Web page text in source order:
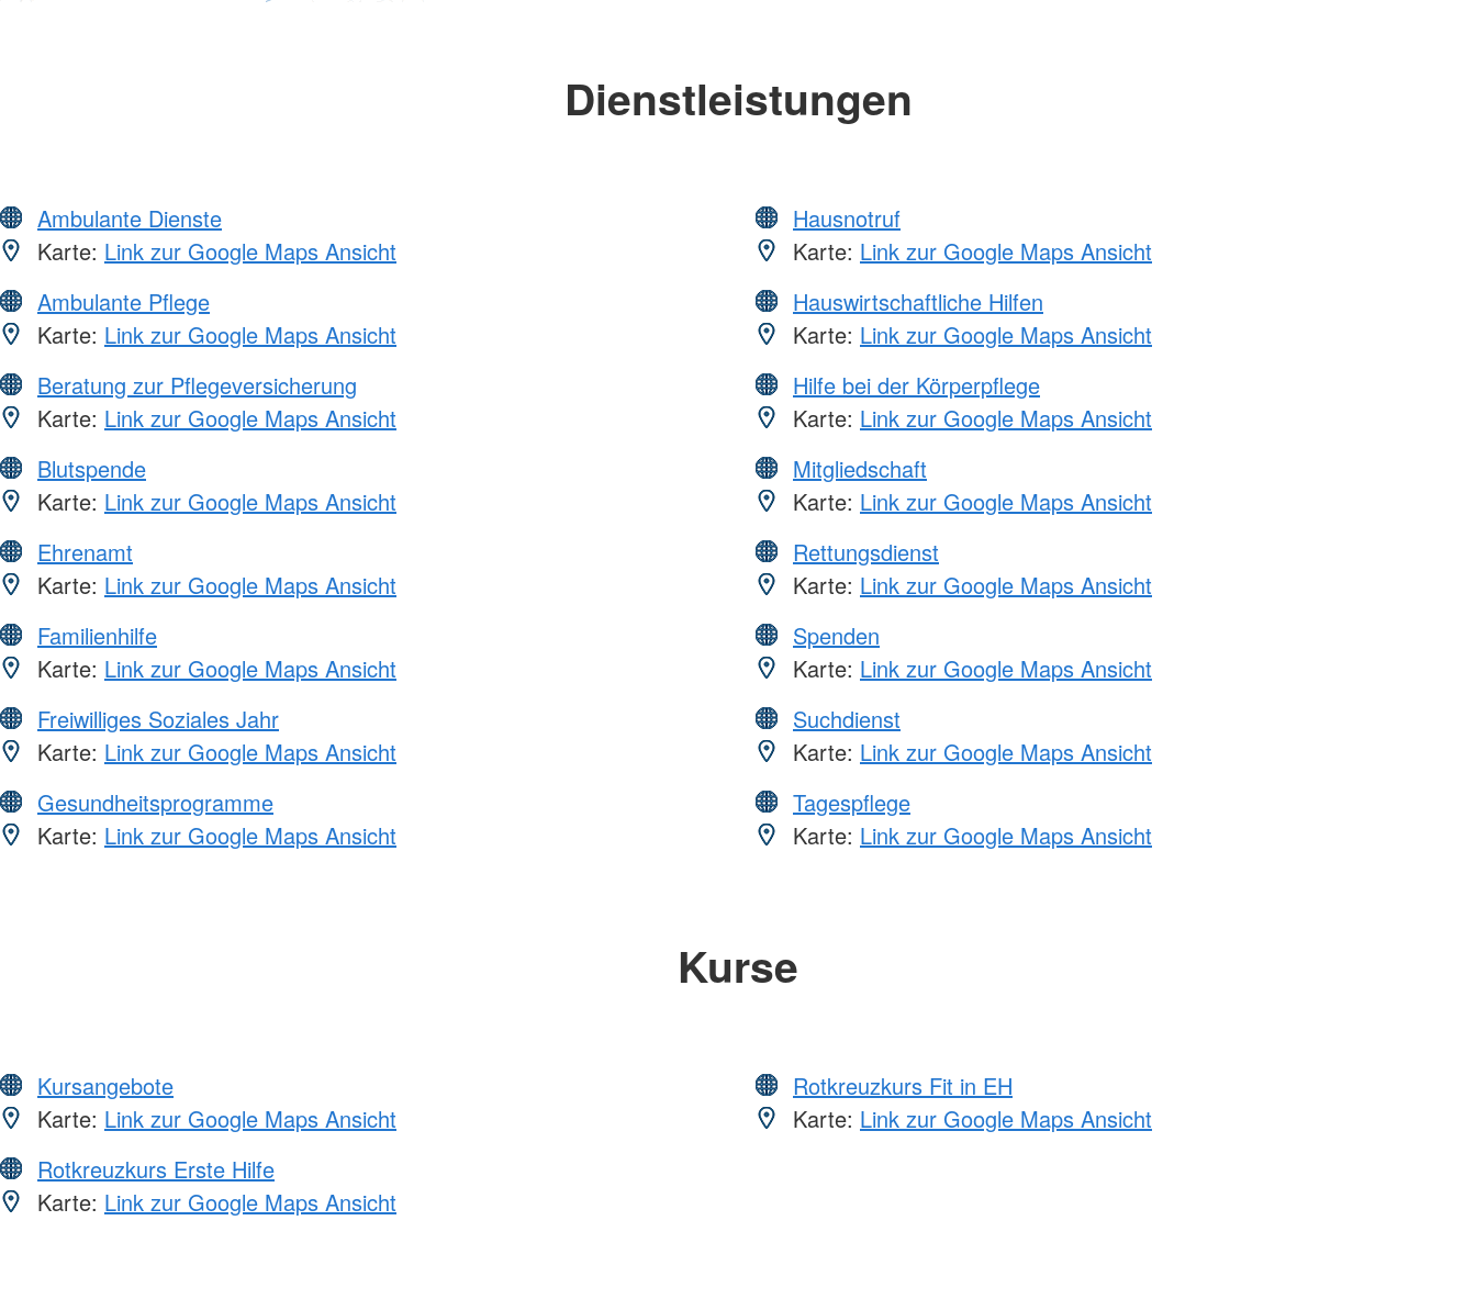
Dienstleistungen
Ambulante Dienste
Karte: Link zur Google Maps Ansicht
Ambulante Pflege
Karte: Link zur Google Maps Ansicht
Beratung zur Pflegeversicherung
Karte: Link zur Google Maps Ansicht
Blutspende
Karte: Link zur Google Maps Ansicht
Ehrenamt
Karte: Link zur Google Maps Ansicht
Familienhilfe
Karte: Link zur Google Maps Ansicht
Freiwilliges Soziales Jahr
Karte: Link zur Google Maps Ansicht
Gesundheitsprogramme
Karte: Link zur Google Maps Ansicht
Hausnotruf
Karte: Link zur Google Maps Ansicht
Hauswirtschaftliche Hilfen
Karte: Link zur Google Maps Ansicht
Hilfe bei der Körperpflege
Karte: Link zur Google Maps Ansicht
Mitgliedschaft
Karte: Link zur Google Maps Ansicht
Rettungsdienst
Karte: Link zur Google Maps Ansicht
Spenden
Karte: Link zur Google Maps Ansicht
Suchdienst
Karte: Link zur Google Maps Ansicht
Tagespflege
Karte: Link zur Google Maps Ansicht
Kurse
Kursangebote
Karte: Link zur Google Maps Ansicht
Rotkreuzkurs Erste Hilfe
Karte: Link zur Google Maps Ansicht
Rotkreuzkurs Fit in EH
Karte: Link zur Google Maps Ansicht